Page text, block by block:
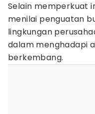
Selain memperkuat
menilai penguatan
lingkungan
dalam menghadapi
berkembang.